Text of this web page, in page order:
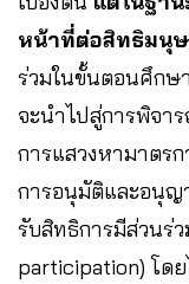
หน้าที่ต่อสิทธิมนุ
ร่วมในขั้นตอนศึกษ
จะนำไปสู่การพิจา
การแสวงหามาตร
การอนุมัติและอนุญ
รับสิทธิการมีส่วนร่
participation) โด